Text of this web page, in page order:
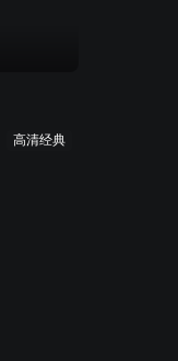
高清经典